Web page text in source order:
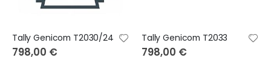
Tally Genicom T2030/24
798,00 €
Tally Genicom T2033
798,00 €